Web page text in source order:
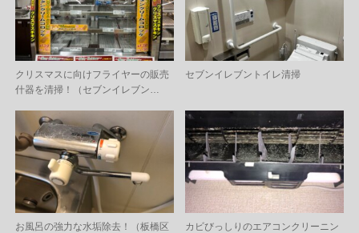
クリスマスに向けフライヤーの販売
什器を清掃！（セブンイレブン…
セブンイレブントイレ清掃
お風呂の強力な水垢除去！（板橋区
カビびっしりのエアコンクリーニン